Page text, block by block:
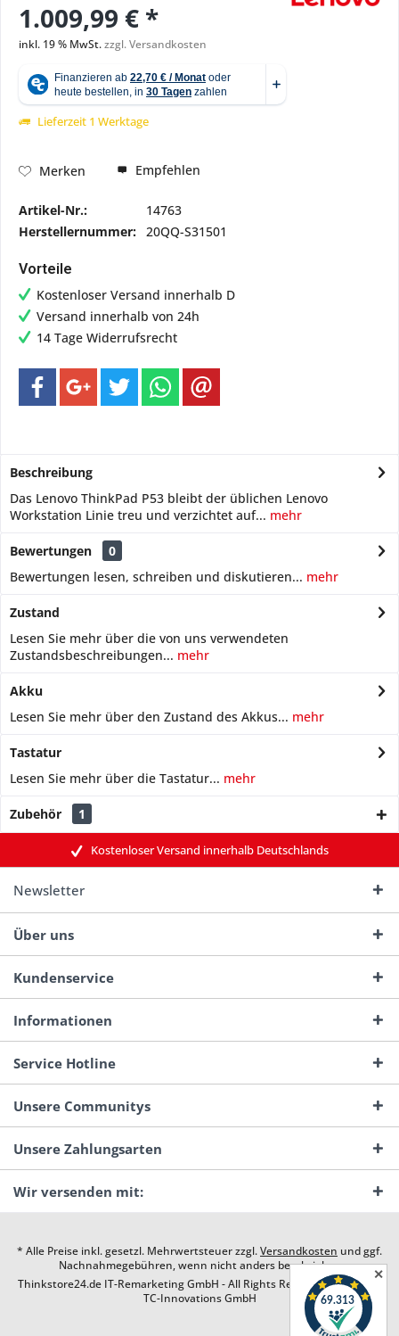
1.009,99 € *
inkl. 19 % MwSt.zzgl. Versandkosten
Lieferzeit 1 Werktage
Merken Empfehlen
Artikel-Nr.:
14763
Herstellernummer: 20QQ-S31501
Vorteile
Kostenloser Versand innerhalb D
Versand innerhalb von 24h
14 Tage Widerrufsrecht
Beschreibung
Das Lenovo ThinkPad P53 bleibt der üblichen Lenovo
Workstation Linie treu und verzichtet auf... mehr
Bewertungen
0
Bewertungen lesen, schreiben und diskutieren... mehr
Zustand
Lesen Sie mehr über die von uns verwendeten
Zustandsbeschreibungen... mehr
Akku
Lesen Sie mehr über den Zustand des Akkus... mehr
Tastatur
Lesen Sie mehr über die Tastatur... mehr
Zubehör 1
Kostenloser Versand innerhalb Deutschlands
Newsletter
Über uns
Kundenservice
Informationen
Service Hotline
Unsere Communitys
Unsere Zahlungsarten
Wir versenden mit:
* Alle Preise inkl. gesetzl. Mehrwertsteuer zzgl.Versandkosten und ggf.
Nachnahmegebühren, wenn nicht anders beschrieben
Thinkstore24.de IT-Remarketing GmbH - All Rights Reserved. Design by
TC-Innovations GmbH
✕